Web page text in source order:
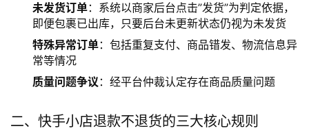
未发货订单：系统以商家后台点击”发货”为判定依据，
即便包裹已出库，只要后台未更新状态仍视为未发货
特殊异常订单：包括重复支付、商品错发、物流信息异
常等情况
质量问题争议 ：经平台仲裁认定存在商品质量问题
二、快手小店退款不退货的三大核心规则